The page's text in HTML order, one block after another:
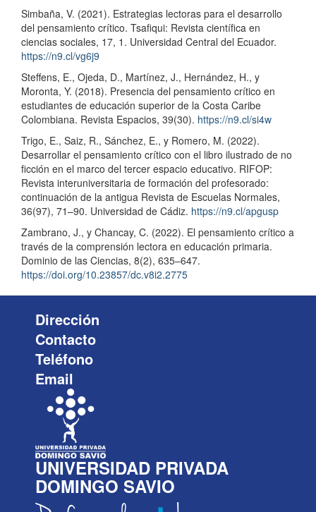
Simbaña, V. (2021). Estrategias lectoras para el desarrollo
del pensamiento crítico. Tsafiqui: Revista científica en
ciencias sociales, 17, 1. Universidad Central del Ecuador.
https://n9.cl/vg6j9
Steffens, E., Ojeda, D., Martínez, J., Hernández, H., y
Moronta, Y. (2018). Presencia del pensamiento crítico en
estudiantes de educación superior de la Costa Caribe
Colombiana. Revista Espacios, 39(30). https://n9.cl/si4w
Trigo, E., Saiz, R., Sánchez, E., y Romero, M. (2022).
Desarrollar el pensamiento crítico con el libro ilustrado de no
ficción en el marco del tercer espacio educativo. RIFOP:
Revista interuniversitaria de formación del profesorado:
continuación de la antigua Revista de Escuelas Normales,
36(97), 71–90. Universidad de Cádiz. https://n9.cl/apgusp
Zambrano, J., y Chancay, C. (2022). El pensamiento crítico a
través de la comprensión lectora en educación primaria.
Dominio de las Ciencias, 8(2), 635–647.
https://doi.org/10.23857/dc.v8i2.2775
Dirección
Contacto
Teléfono
Email
UNIVERSIDAD PRIVADA
DOMINGO SAVIO